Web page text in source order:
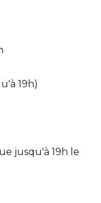
19h)
jusqu'à 19h le